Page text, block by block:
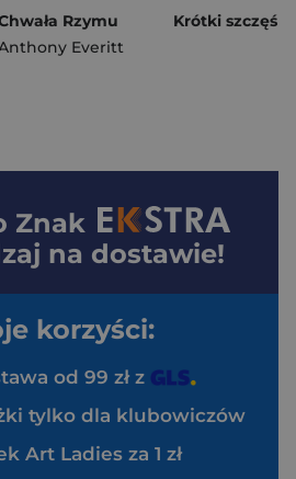
Rzymu
Everitt
Znak
na dostawie!
korzyści:
od 99 zł z
tylko dla klubowiczów
Art Ladies za 1 zł